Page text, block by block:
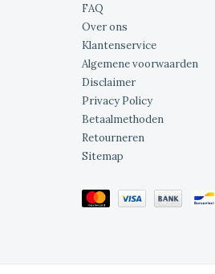
FAQ
Over ons
Klantenservice
Algemene voorwaarden
Disclaimer
Privacy Policy
Betaalmethoden
Retourneren
Sitemap